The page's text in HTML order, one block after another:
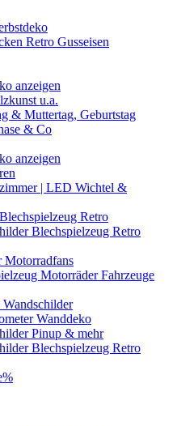
Retro Gusseisen
anzeigen
u.a.
& Muttertag, Geburtstag
& Co
anzeigen
| LED Wichtel &
Retro
Blechspielzeug Retro
Motorradfans
Motorräder Fahrzeuge
Wanddeko
Pinup & mehr
Blechspielzeug Retro